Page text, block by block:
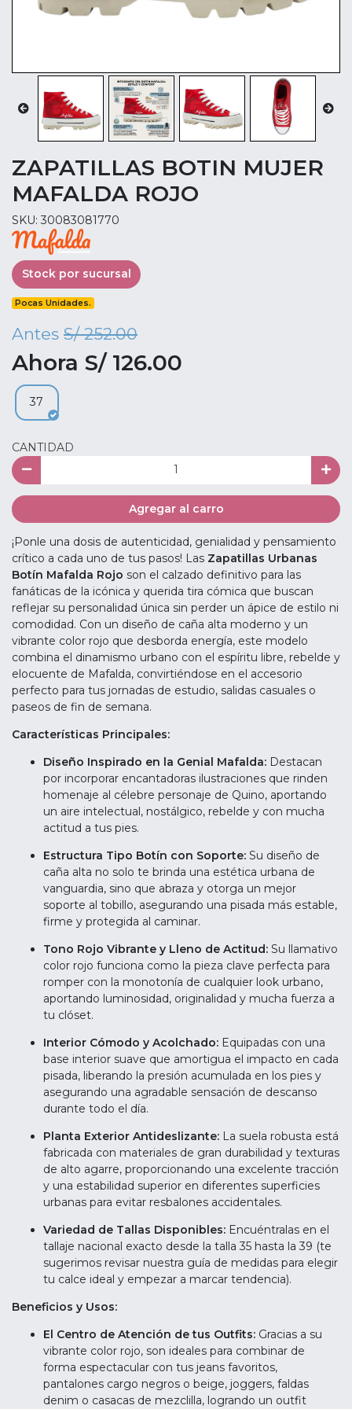
ZAPATILLAS BOTIN MUJER
MAFALDA ROJO
SKU: 30083081770
Stock por sucursal
Pocas Unidades.
Antes S/ 252.00
Ahora S/ 126.00
37
CANTIDAD
Agregar al carro
¡Ponle una dosis de autenticidad, genialidad y pensamiento
crítico a cada uno de tus pasos! Las Zapatillas Urbanas
Botín Mafalda Rojo son el calzado definitivo para las
fanáticas de la icónica y querida tira cómica que buscan
reflejar su personalidad única sin perder un ápice de estilo ni
comodidad. Con un diseño de caña alta moderno y un
vibrante color rojo que desborda energía, este modelo
combina el dinamismo urbano con el espíritu libre, rebelde y
elocuente de Mafalda, convirtiéndose en el accesorio
perfecto para tus jornadas de estudio, salidas casuales o
paseos de fin de semana.
Características Principales:
Diseño Inspirado en la Genial Mafalda: Destacan
por incorporar encantadoras ilustraciones que rinden
homenaje al célebre personaje de Quino, aportando
un aire intelectual, nostálgico, rebelde y con mucha
actitud a tus pies.
Estructura Tipo Botín con Soporte: Su diseño de
caña alta no solo te brinda una estética urbana de
vanguardia, sino que abraza y otorga un mejor
soporte al tobillo, asegurando una pisada más estable,
firme y protegida al caminar.
Tono Rojo Vibrante y Lleno de Actitud: Su llamativo
color rojo funciona como la pieza clave perfecta para
romper con la monotonía de cualquier look urbano,
aportando luminosidad, originalidad y mucha fuerza a
tu clóset.
Interior Cómodo y Acolchado: Equipadas con una
base interior suave que amortigua el impacto en cada
pisada, liberando la presión acumulada en los pies y
asegurando una agradable sensación de descanso
durante todo el día.
Planta Exterior Antideslizante: La suela robusta está
fabricada con materiales de gran durabilidad y texturas
de alto agarre, proporcionando una excelente tracción
y una estabilidad superior en diferentes superficies
urbanas para evitar resbalones accidentales.
Variedad de Tallas Disponibles: Encuéntralas en el
tallaje nacional exacto desde la talla 35 hasta la 39 (te
sugerimos revisar nuestra guía de medidas para elegir
tu calce ideal y empezar a marcar tendencia).
Beneficios y Usos:
El Centro de Atención de tus Outfits: Gracias a su
vibrante color rojo, son ideales para combinar de
forma espectacular con tus jeans favoritos,
pantalones cargo negros o beige, joggers, faldas
denim o casacas de mezclilla, logrando un outfit